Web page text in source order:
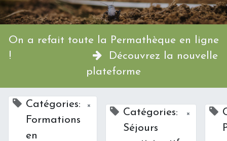
On a refait toute la Permathèque en ligne
!
Découvrez la nouvelle
plateforme
Catégories:
Formations
en
×
Catégories:
Séjours
×